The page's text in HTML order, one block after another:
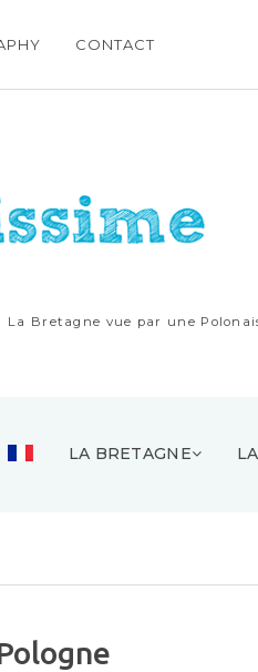
La Bretagne vue par une
LA BRETAGNE
CONTACT